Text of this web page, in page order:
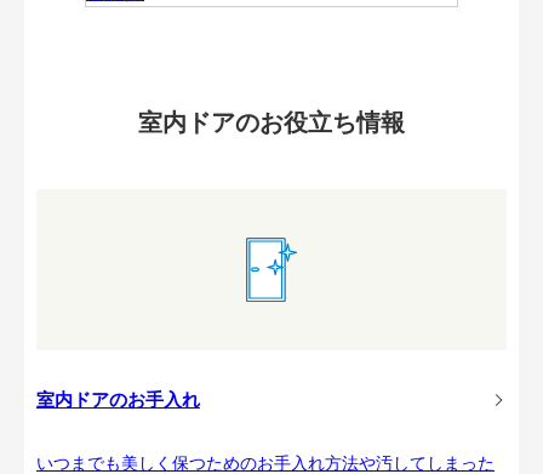
室内ドアのお役立ち情報
室内ドアのお手入れ
いつまでも美しく保つためのお手入れ方法や汚してしまった